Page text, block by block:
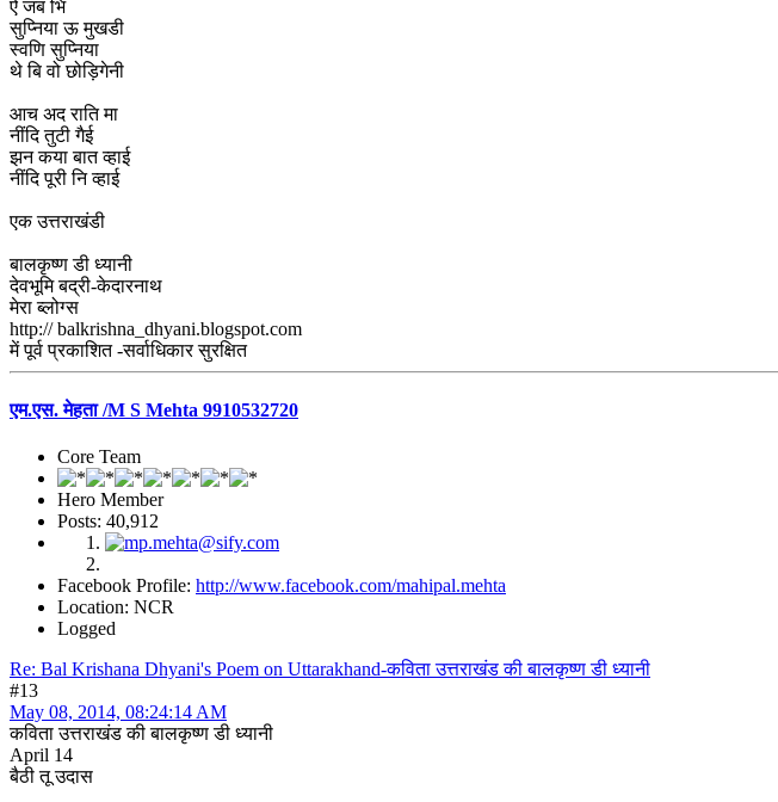
ऐ जब भि
सुप्निया ऊ मुखडी
स्वणि सुप्निया
थे बि वो छोड़िगेनी
आच अद राति मा
नींदि तुटी गैई
झन कया बात व्हाई
नींदि पूरी नि व्हाई
एक उत्तराखंडी
बालकृष्ण डी ध्यानी
देवभूमि बद्री-केदारनाथ
मेरा ब्लोग्स
http:// balkrishna_dhyani.blogspot.com
में पूर्व प्रकाशित -सर्वाधिकार सुरक्षित
एम.एस. मेहता /M S Mehta 9910532720
Core Team
Hero Member
Posts: 40,912
Facebook Profile: http://www.facebook.com/mahipal.mehta
Location: NCR
Logged
Re: Bal Krishana Dhyani's Poem on Uttarakhand-कविता उत्तराखंड की बालकृष्ण डी ध्यानी
#13
May 08, 2014, 08:24:14 AM
कविता उत्तराखंड की बालकृष्ण डी ध्यानी
April 14
बैठी तू उदास